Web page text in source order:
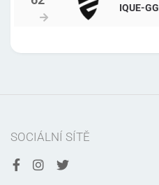
IQUE-GG
SOCIÁLNÍ SÍTĚ